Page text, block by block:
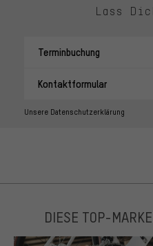
Lass
Terminbuchung
Kontaktformular
Unsere Datenschutzerklärung
DIESE TOP-